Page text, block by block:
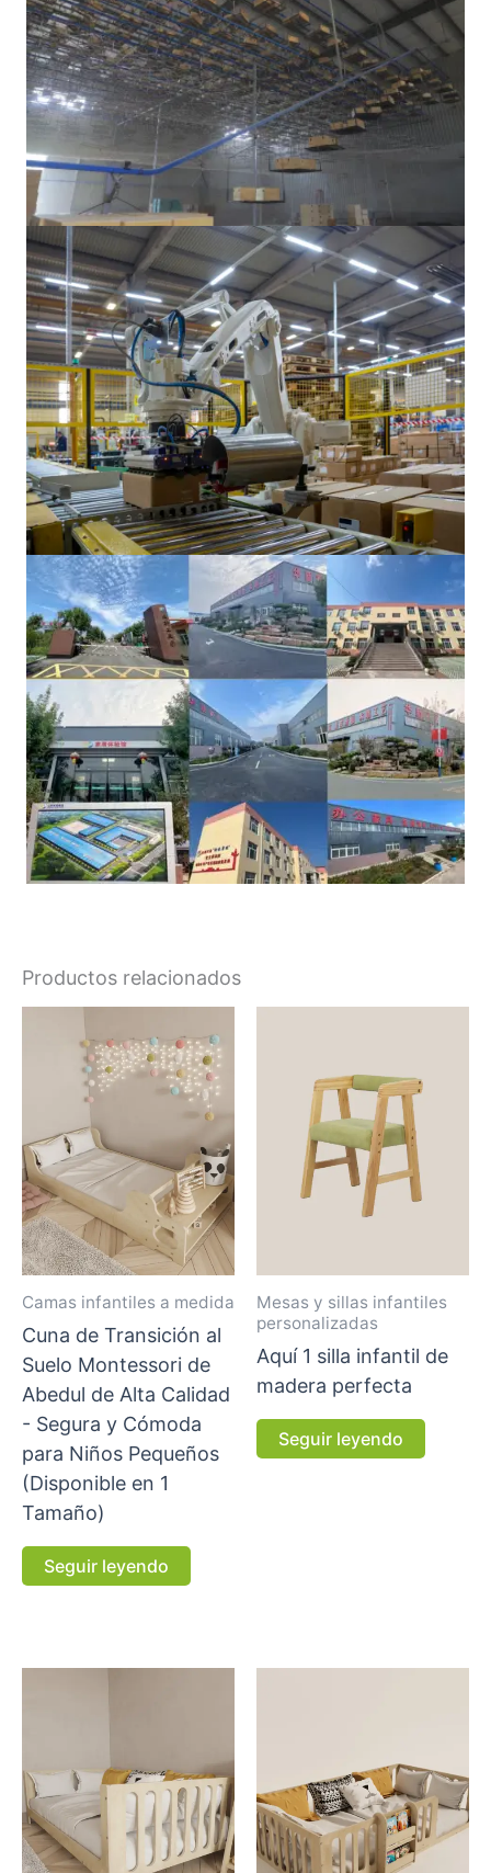
Productos relacionados
Camas infantiles a medida
Cuna de Transición al
Suelo Montessori de
Abedul de Alta Calidad
- Segura y Cómoda
para Niños Pequeños
(Disponible en 1
Tamaño)
Seguir leyendo
Mesas y sillas infantiles
personalizadas
Aquí 1 silla infantil de
madera perfecta
Seguir leyendo